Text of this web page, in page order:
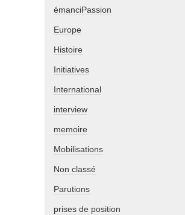
émanciPassion
Europe
Histoire
Initiatives
International
interview
memoire
Mobilisations
Non classé
Parutions
prises de position